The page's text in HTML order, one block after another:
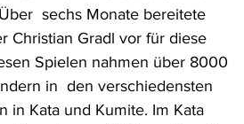
sechs Monate bereitete
Christian Gradl vor für diese
Spielen nahmen über 8000
in  den verschiedensten
in Kata und Kumite. Im Kata